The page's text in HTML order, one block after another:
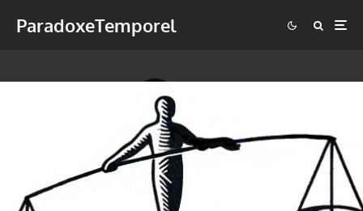
ParadoxeTemporel